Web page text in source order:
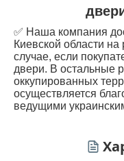
✅ Наша компания
Киевской области
случае, если
двери. В остальные
оккупированных
осуществляется
ведущими